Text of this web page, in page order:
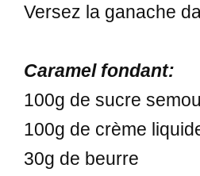
Versez la ganache
Caramel fondant:
100g de sucre
100g de crème
30g de beurre